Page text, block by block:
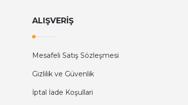
ALIŞVERİŞ
Mesafeli Satış Sözleşmesi
Gizlilik ve Güvenlik
İptal İade Koşullari